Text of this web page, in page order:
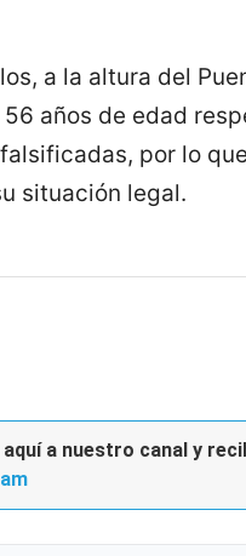
a la altura del
años de edad
por lo
situación legal.
aquí a nuestro canal y